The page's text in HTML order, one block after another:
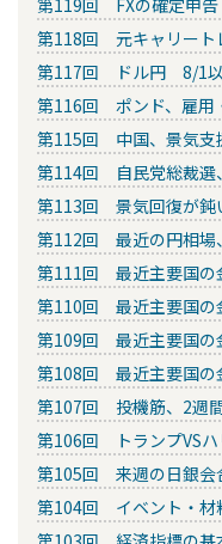
第118回 元キャリート
第117回 ドル円 8/1以
第116回 ポンド、雇用
第115回 中国、景気支
第114回 自民党総裁選
第113回 景気回復が鈍
第112回 最近の円相場
第111回 最近主要国の
第110回 最近主要国の
第109回 最近主要国の
第108回 最近主要国の
第107回 投機筋、2週
第106回 トランプVSハ
第105回 来週の日銀会
第104回 イベント・材